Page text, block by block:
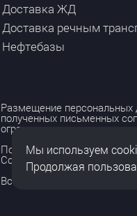
Доставка ЖД
Доставка речным
Нефтебазы
Размещение персональных
полученных письменных
ограничено и допускается
Политика обработки
Согласие на обработку
Все права защищены
Мы используем
Продолжая